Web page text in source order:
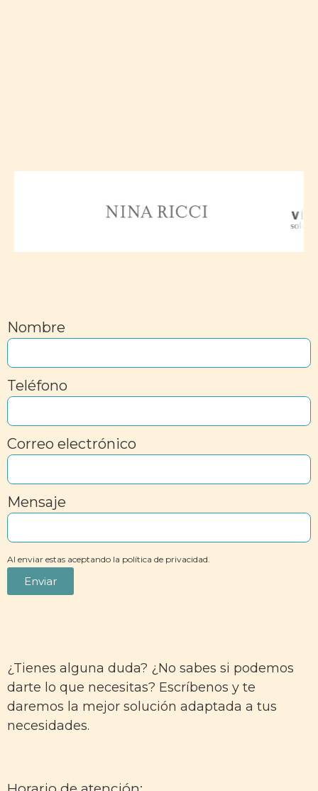
Nombre
Teléfono
Correo electrónico
Mensaje
Al enviar estas aceptando la política de privacidad.
Enviar
¿Tienes alguna duda? ¿No sabes si podemos
darte lo que necesitas? Escríbenos y te
daremos la mejor solución adaptada a tus
necesidades.